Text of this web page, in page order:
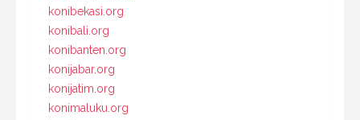
konibekasi.org
konibali.org
konibanten.org
konijabar.org
konijatim.org
konimaluku.org